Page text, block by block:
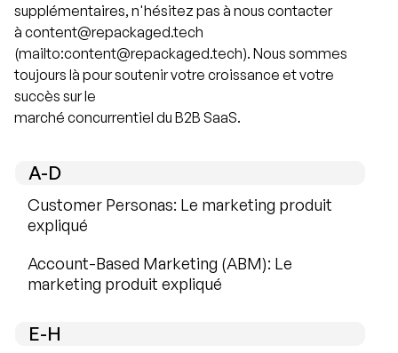
supplémentaires, n'hésitez pas à nous contacter
à content@repackaged.tech
(mailto:content@repackaged.tech). Nous sommes
toujours là pour soutenir votre croissance et votre
succès sur le
marché concurrentiel du B2B SaaS.
A-D
Customer Personas: Le marketing produit
expliqué
Account-Based Marketing (ABM): Le
marketing produit expliqué
E-H